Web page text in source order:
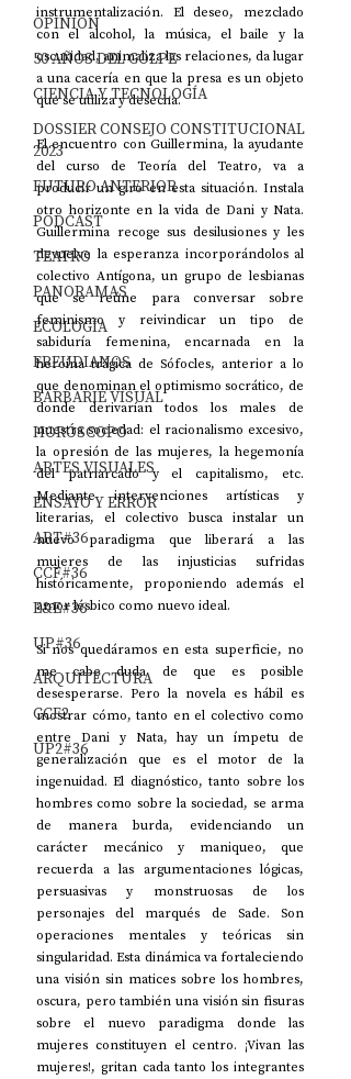
OPINIÓN
50 AÑOS DEL GOLPE
CIENCIA Y TECNOLOGÍA
DOSSIER CONSEJO CONSTITUCIONAL
2023
FUTURO ANTERIOR
PODCAST
TEATRO
PANORAMAS
ECOLOGÍA
FREUDIANOS
BARBARIE VISUAL
HORÓSCOPO
ARTES VISUALES
ENSAYO Y ERROR
ART#36
CCF#36
E&E#36
UP#36
ARQUITECTURA
CCF2
UP2#36
instrumentalización. El deseo, mezclado
con el alcohol, la música, el baile y la
oscuridad, animaliza las relaciones, da lugar
a una cacería en que la presa es un objeto
que se utiliza y desecha.
El encuentro con Guillermina, la ayudante
del curso de Teoría del Teatro, va a
producir un giro en esta situación. Instala
otro horizonte en la vida de Dani y Nata.
Guillermina recoge sus desilusiones y les
devuelve la esperanza incorporándolos al
colectivo Antígona, un grupo de lesbianas
que se reúne para conversar sobre
feminismo y reivindicar un tipo de
sabiduría femenina, encarnada en la
heroína trágica de Sófocles, anterior a lo
que denominan el optimismo socrático, de
donde derivarían todos los males de
nuestra sociedad: el racionalismo excesivo,
la opresión de las mujeres, la hegemonía
del patriarcado y el capitalismo, etc.
Mediante intervenciones artísticas y
literarias, el colectivo busca instalar un
nuevo paradigma que liberará a las
mujeres de las injusticias sufridas
históricamente, proponiendo además el
amor lésbico como nuevo ideal.
Si nos quedáramos en esta superficie, no
me cabe duda de que es posible
desesperarse. Pero la novela es hábil es
mostrar cómo, tanto en el colectivo como
entre Dani y Nata, hay un ímpetu de
generalización que es el motor de la
ingenuidad. El diagnóstico, tanto sobre los
hombres como sobre la sociedad, se arma
de manera burda, evidenciando un
carácter mecánico y maniqueo, que
recuerda a las argumentaciones lógicas,
persuasivas y monstruosas de los
personajes del marqués de Sade. Son
operaciones mentales y teóricas sin
singularidad. Esta dinámica va fortaleciendo
una visión sin matices sobre los hombres,
oscura, pero también una visión sin fisuras
sobre el nuevo paradigma donde las
mujeres constituyen el centro. ¡Vivan las
mujeres!, gritan cada tanto los integrantes